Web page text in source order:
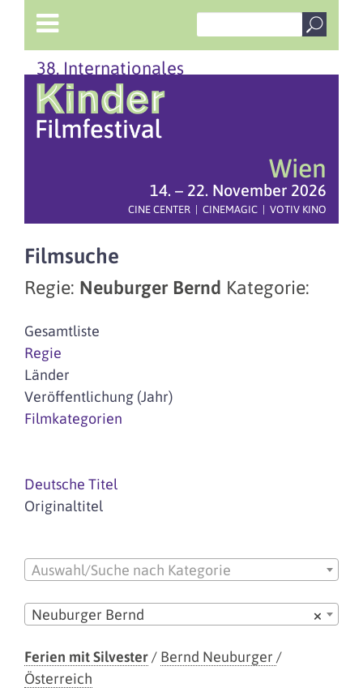
38. Internationales
Wien
14. – 22. November 2026
CINE CENTER | CINEMAGIC | VOTIV KINO
Filmsuche
Regie: Neuburger Bernd Kategorie:
Gesamtliste
Regie
Länder
Veröffentlichung (Jahr)
Filmkategorien
Deutsche Titel
Originaltitel
Auswahl/Suche nach Kategorie
×
Neuburger Bernd
Ferien mit Silvester/ Bernd Neuburger /
Österreich